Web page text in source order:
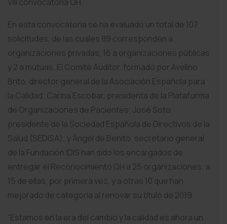
VIII convocatoria QH.
En esta convocatoria se ha evaluado un total de 107
solicitudes, de las cuales 89 corresponden a
organizaciones privadas, 16 a organizaciones públicas
y 2 a mutuas. El Comité Auditor, formado por Avelino
Brito, director general de la Asociación Española para
la Calidad; Carina Escobar, presidenta de la Plataforma
de Organizaciones de Pacientes; José Soto,
presidente de la Sociedad Española de Directivos de la
Salud (SEDISA); y Ángel de Benito, secretario general
de la Fundación IDIS han sido los encargados de
entregar el Reconocimiento QH a 25 organizaciones; a
15 de ellas, por primera vez, y a otras 10 que han
mejorado de categoría al renovar su título de 2019.
“Estamos en la era del cambio y la calidad es ahora un